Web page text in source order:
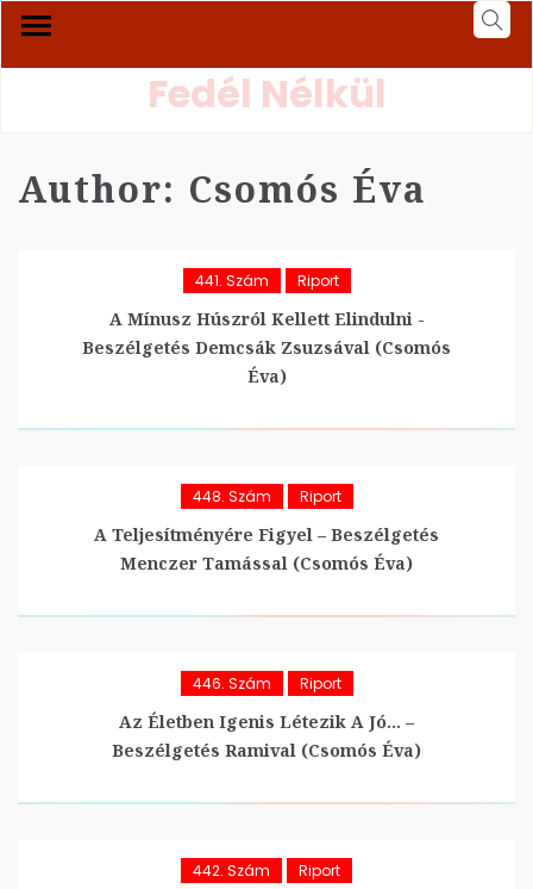
Fedél Nélkül
Author: Csomós Éva
441. Szám Riport
A Mínusz Húszról Kellett Elindulni -
Beszélgetés Demcsák Zsuzsával (Csomós
Éva)
448. Szám Riport
A Teljesítményére Figyel – Beszélgetés
Menczer Tamással (Csomós Éva)
446. Szám Riport
Az Életben Igenis Létezik A Jó… –
Beszélgetés Ramival (Csomós Éva)
442. Szám Riport